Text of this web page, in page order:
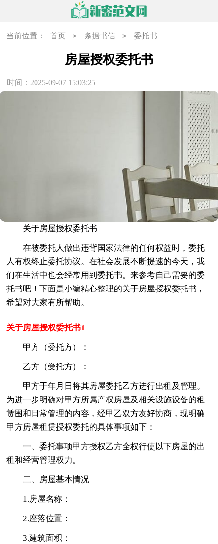
当前位置： 首页 > 条据书信 > 委托书
房屋授权委托书
时间：2025-09-07 15:03:25
关于房屋授权委托书
在被委托人做出违背国家法律的任何权益时，委托
人有权终止委托协议。在社会发展不断提速的今天，我
们在生活中也会经常用到委托书。来参考自己需要的委
托书吧！下面是小编精心整理的关于房屋授权委托书，
希望对大家有所帮助。
关于房屋授权委托书1
甲方（委托方）：
乙方（受托方）：
甲方于年月日将其房屋委托乙方进行出租及管理。
为进一步明确对甲方所属产权房屋及相关设施设备的租
赁围和日常管理的内容，经甲乙双方友好协商，现明确
甲方房屋租赁授权委托的具体事项如下：
一、委托事项甲方授权乙方全权行使以下房屋的出
租和经营管理权力。
二、房屋基本情况
1.房屋名称：
2.座落位置：
3.建筑面积：